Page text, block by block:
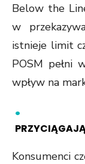
Below the
w
istnieje limit
POSM pełni
wpływ na
Konsumenci